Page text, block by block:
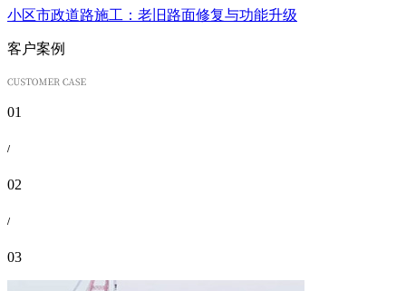
小区市政道路施工：老旧路面修复与功能升级
客户案例
01
/
02
/
03